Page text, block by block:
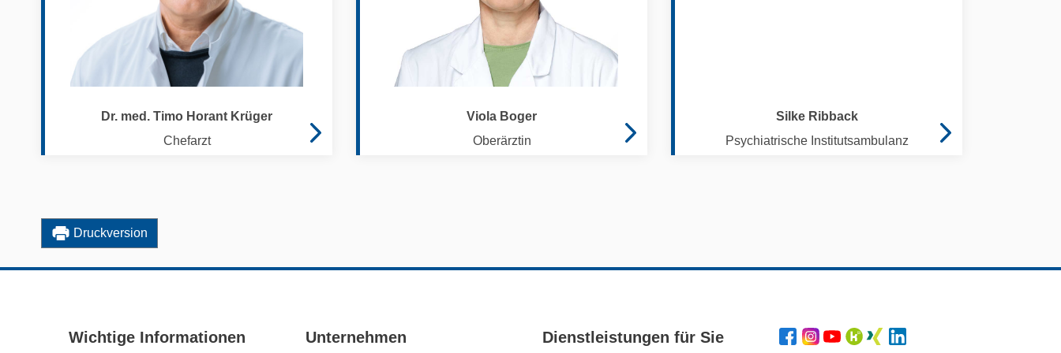
Dr. med. Timo Horant Krüger
Chefarzt
Viola Boger
Oberärztin
Silke Ribback
Psychiatrische Institutsambulanz
Druckversion
Wichtige Informationen Unternehmen Dienstleistungen für Sie